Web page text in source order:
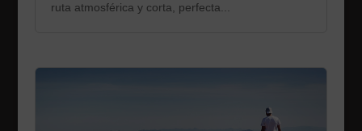
ruta atmosférica y corta, perfecta...